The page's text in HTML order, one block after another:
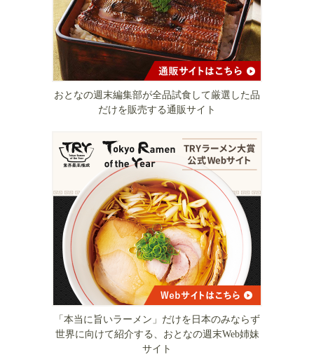
おとなの週末編集部が全品試食して厳選した品
だけを販売する通販サイト
「本当に旨いラーメン」だけを日本のみならず
世界に向けて紹介する、おとなの週末Web姉妹
サイト